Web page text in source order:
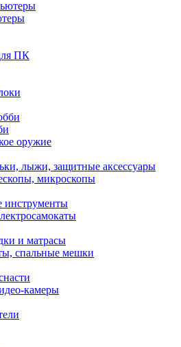
ПК
оружие
лыжи, защитные аксессуары
микроскопы
инструменты
и матрасы
спальные мешки
камеры